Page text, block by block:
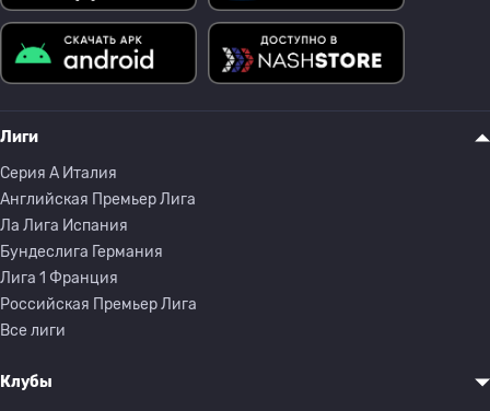
Лиги
Серия A Италия
Английская Премьер Лига
Ла Лига Испания
Бундеслига Германия
Лига 1 Франция
Российская Премьер Лига
Все лиги
Клубы